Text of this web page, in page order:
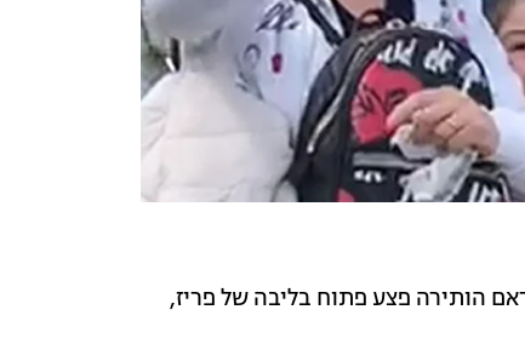
הותירה פצע פתוח בליבה של פריז,